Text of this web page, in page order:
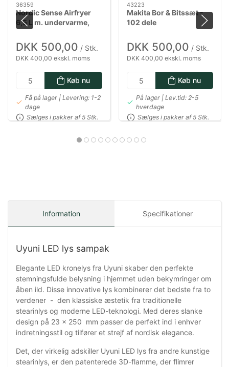
36359
Nordic Sense Airfryer
6,5 L m. undervarme,
1800 watt i sort
DKK 500,00 / Stk.
DKK 400,00 ekskl. moms
Køb nu
Få på lager | Levering: 1-2
dage
Sælges i pakker af 5 Stk.
43223
Makita Bor & Bitssæt -
102 dele
DKK 500,00 / Stk.
DKK 400,00 ekskl. moms
Køb nu
På lager | Lev.tid: 2-5
hverdage
Sælges i pakker af 5 Stk.
Information Specifikationer
Uyuni LED lys sampak
Elegante LED kronelys fra Uyuni skaber den perfekte
stemningsfulde belysning i hjemmet uden bekymringer om
åben ild. Disse innovative lys kombinerer det bedste fra to
verdener - den klassiske æstetik fra traditionelle
stearinlys og moderne LED-teknologi. Med deres slanke
design på 23 x 250 mm passer de perfekt ind i enhver
indretningsstil og tilfører et strejf af nordisk elegance.
Det, der virkelig adskiller Uyuni LED lys fra andre kunstige
stearinlys, er den patenterede 3D-flamme, der flimrer